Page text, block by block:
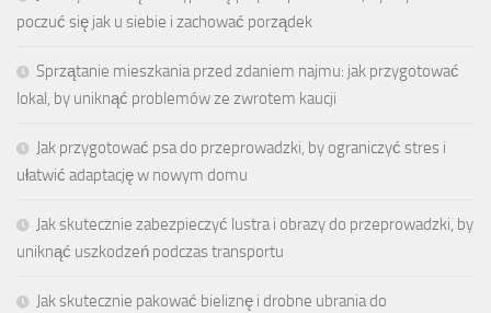
poczuć się jak u siebie i zachować porządek
Sprzątanie mieszkania przed zdaniem najmu: jak przygotować
lokal, by uniknąć problemów ze zwrotem kaucji
Jak przygotować psa do przeprowadzki, by ograniczyć stres i
ułatwić adaptację w nowym domu
Jak skutecznie zabezpieczyć lustra i obrazy do przeprowadzki, by
uniknąć uszkodzeń podczas transportu
Jak skutecznie pakować bieliznę i drobne ubrania do